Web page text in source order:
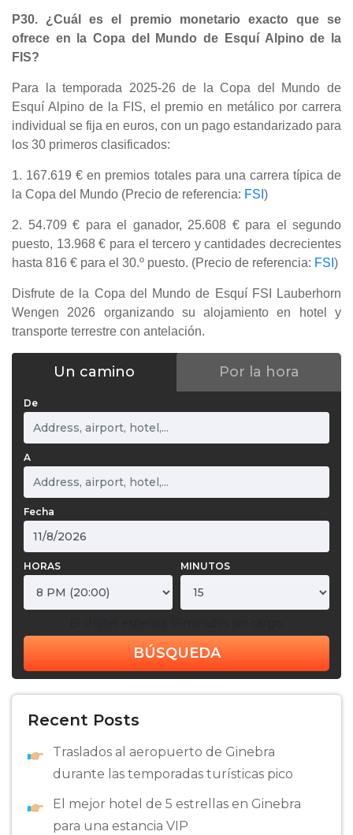
P30. ¿Cuál es el premio monetario exacto que se
ofrece en la Copa del Mundo de Esquí Alpino de la
FIS?
Para la temporada 2025-26 de la Copa del Mundo de
Esquí Alpino de la FIS, el premio en metálico por carrera
individual se fija en euros, con un pago estandarizado para
los 30 primeros clasificados:
1. 167.619 € en premios totales para una carrera típica de
la Copa del Mundo (Precio de referencia: FSI )
2. 54.709 € para el ganador, 25.608 € para el segundo
puesto, 13.968 € para el tercero y cantidades decrecientes
hasta 816 € para el 30.º puesto. (Precio de referencia: FSI )
Disfrute de la Copa del Mundo de Esquí FSI Lauberhorn
Wengen 2026 organizando su alojamiento en hotel y
transporte terrestre con antelación.
Un camino Por la hora
De
A
Fecha
HORAS MINUTOS
BÚSQUEDA
Recent Posts
Traslados al aeropuerto de Ginebra
durante las temporadas turísticas pico
El mejor hotel de 5 estrellas en Ginebra
para una estancia VIP